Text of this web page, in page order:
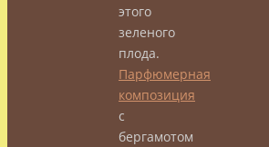
этого
зеленого
плода.
Парфюмерная
композиция
с
бергамотом